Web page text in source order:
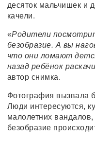
десяток мальчишек и
качели.
«Родители
безобразие. А вы
что они ломают
назад ребёнок
автор снимка.
Фотография вызвала
Люди интересуются,
малолетних вандалов,
безобразие